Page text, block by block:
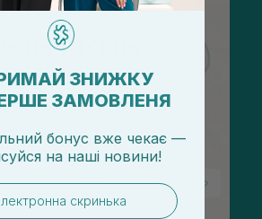
ЗНИЖКУ
ЗАМОВЛЕНЯ
бонус вже чекає —
на наші новини!